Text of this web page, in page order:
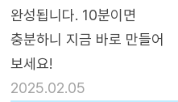
완성됩니다. 10분이면
충분하니 지금 바로 만들어
보세요!
2025.02.05